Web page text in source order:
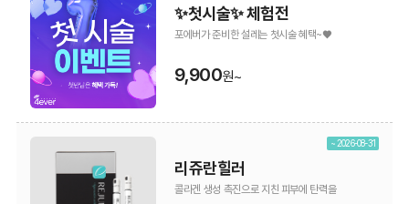
✨첫시술✨ 체험전
포에버가 준비한 설레는 첫시술 혜택~♥
9,900원~
리쥬란힐러
콜라겐 생성 촉진으로 지친 피부에 탄력을
~ 2026-08-31